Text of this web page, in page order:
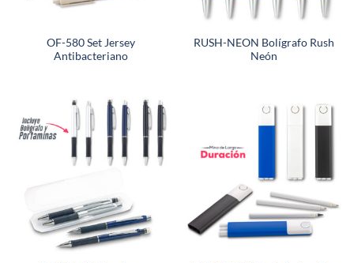
OF-580 Set Jersey
Antibacteriano
RUSH-NEON Bolígrafo Rush
Neón